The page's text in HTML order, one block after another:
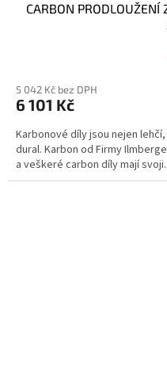
CARBON
5 042 Kč bez DPH
6 101 Kč
Karbonové díly jsou nejen
dural. Karbon od Firmy
a veškeré carbon díly mají